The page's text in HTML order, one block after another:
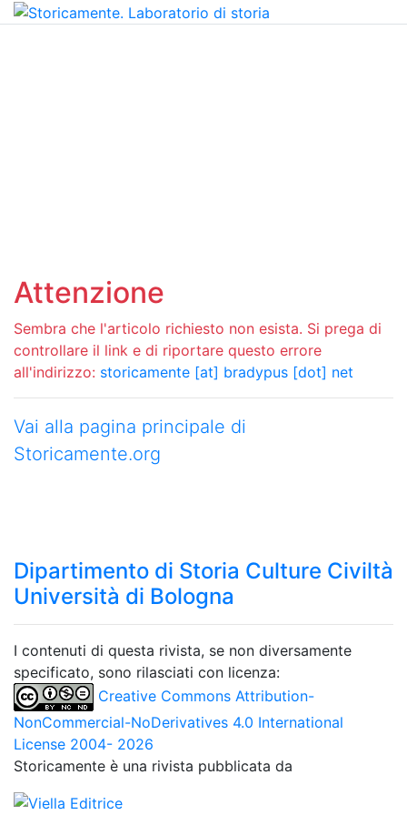
Attenzione
Sembra che l'articolo richiesto non esista. Si prega di
controllare il link e di riportare questo errore
all'indirizzo: storicamente [at] bradypus [dot] net
Vai alla pagina principale di
Storicamente.org
Dipartimento di Storia Culture Civiltà
Università di Bologna
I contenuti di questa rivista, se non diversamente
specificato, sono rilasciati con licenza:
Creative Commons Attribution-
NonCommercial-NoDerivatives 4.0 International
License 2004- 2026
Storicamente è una rivista pubblicata da